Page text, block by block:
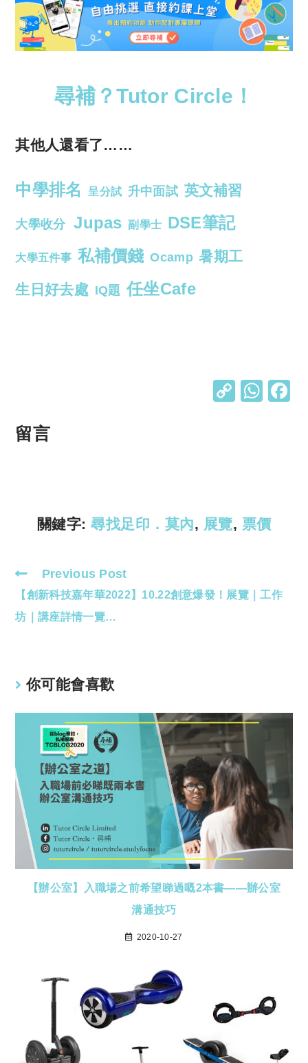
尋補？Tutor Circle！
其他人還看了……
中學排名 呈分試 升中面試 英文補習
大學收分 Jupas 副學士 DSE筆記
大學五件事 私補價錢 Ocamp 暑期工
生日好去處 IQ題 任坐Cafe
C
k
W
留言
關鍵字: 尋找足印．莫內, 展覽, 票價
Read
more
articles
Previous Post
【創新科技嘉年華2022】10.22創意爆發！展覽｜工作
坊｜講座詳情一覽…
你可能會喜歡
【辦公室】入職場之前希望睇過嘅2本書——辦公室
溝通技巧
2020-10-27